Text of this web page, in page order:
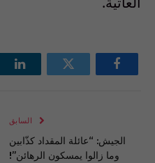
فيسبوك تويتر
السابق
الجيش: “عائلة المقداد كذّابين
وما زالوا يمسكون الرهائن”!